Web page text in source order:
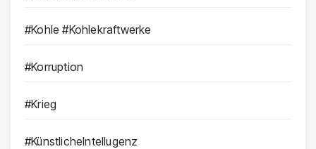
#Kohle #Kohlekraftwerke
#Korruption
#Krieg
#KünstlicheIntellugenz